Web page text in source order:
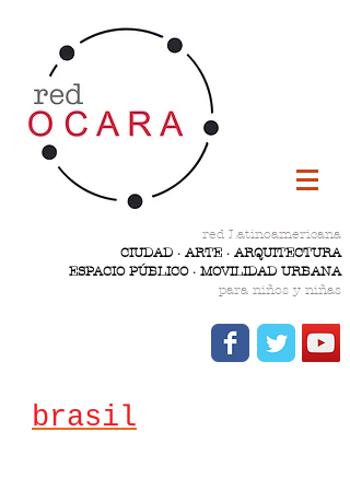
red Latinoamericana
CIUDAD · ARTE · ARQUITECTURA
ESPACIO PÚBLICO · MOVILIDAD URBANA
para niños y niñas
brasil